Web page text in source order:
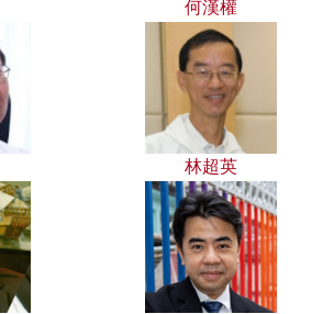
何漢權
林超英